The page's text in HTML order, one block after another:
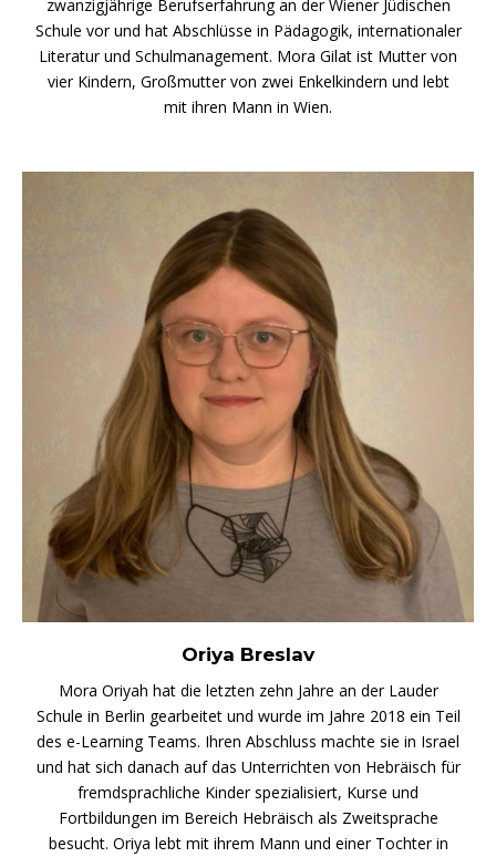
zwanzigjährige Berufserfahrung an der Wiener Jüdischen
Schule vor und hat Abschlüsse in Pädagogik, internationaler
Literatur und Schulmanagement. Mora Gilat ist Mutter von
vier Kindern, Großmutter von zwei Enkelkindern und lebt
mit ihren Mann in Wien.
Oriya Breslav
Mora Oriyah hat die letzten zehn Jahre an der Lauder
Schule in Berlin gearbeitet und wurde im Jahre 2018 ein Teil
des e-Learning Teams. Ihren Abschluss machte sie in Israel
und hat sich danach auf das Unterrichten von Hebräisch für
fremdsprachliche Kinder spezialisiert, Kurse und
Fortbildungen im Bereich Hebräisch als Zweitsprache
besucht. Oriya lebt mit ihrem Mann und einer Tochter in